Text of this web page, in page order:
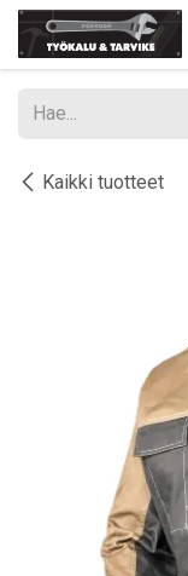
Siirry sisältöön
Kaikki tuotteet